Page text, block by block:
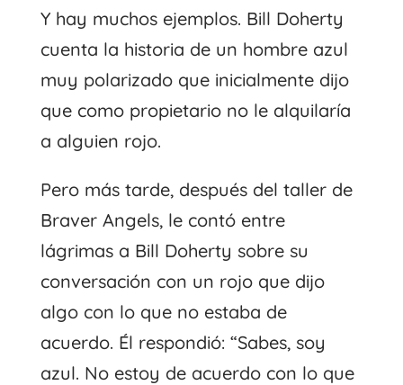
Y hay muchos ejemplos. Bill Doherty
cuenta la historia de un hombre azul
muy polarizado que inicialmente dijo
que como propietario no le alquilaría
a alguien rojo.
Pero más tarde, después del taller de
Braver Angels, le contó entre
lágrimas a Bill Doherty sobre su
conversación con un rojo que dijo
algo con lo que no estaba de
acuerdo. Él respondió: “Sabes, soy
azul. No estoy de acuerdo con lo que